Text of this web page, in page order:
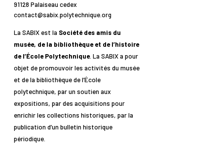
91128 Palaiseau cedex
contact@sabix.polytechnique.org
La SABIX est la Société des amis du
musée, de la bibliothèque et de l’histoire
de l’École Polytechnique. La SABIX a pour
objet de promouvoir les activités du musée
et de la bibliothèque de l’École
polytechnique, par un soutien aux
expositions, par des acquisitions pour
enrichir les collections historiques, par la
publication d’un bulletin historique
périodique.